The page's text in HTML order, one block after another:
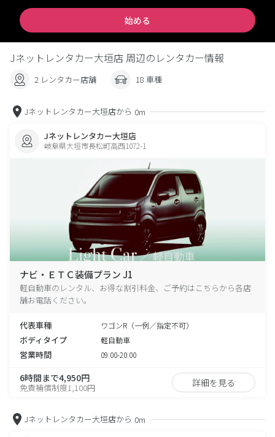
始める
Jネットレンタカー大垣店 周辺のレンタカー情報
2 レンタカー店舗 18 車種
Jネットレンタカー大垣店から 0m
Jネットレンタカー大垣店
岐阜県大垣市長松町高西1072-1
ナビ・ＥＴＣ装備プラン J1
軽自動車のレンタル、お得な割引料金、ご予約はこちらから各店
舗お電話ください。
代表車種 ワゴンR（一例／指定不可）
ボディタイプ 軽自動車
営業時間 09:00-20:00
6時間まで4,950円
免責補償制度1,100円 詳細を見る
Jネットレンタカー大垣店から 0m